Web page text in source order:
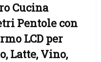
Cucina
Pentole con
LCD per
Latte, Vino,